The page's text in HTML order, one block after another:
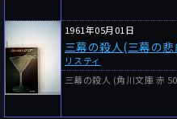
細
1961年05月01日
三幕の殺人(三幕の悲
リスティ
三幕の殺人 (角川文庫 赤